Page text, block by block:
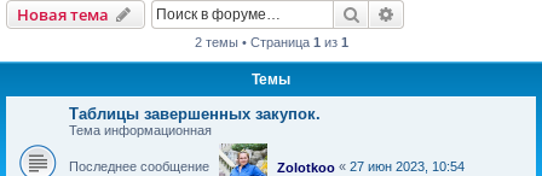
Новая тема
Новаятема Поиск
2 темы • Страница 1 из 1
Темы
Таблицы завершенных закупок.
Тема информационная
Последнее сообщение Zolotkoo « 27 июн 2023, 10:54